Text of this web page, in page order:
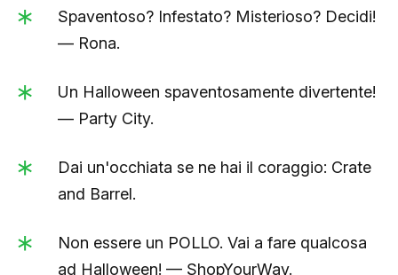
Spaventoso? Infestato? Misterioso? Decidi!
— Rona.
Un Halloween spaventosamente divertente!
— Party City.
Dai un'occhiata se ne hai il coraggio: Crate
and Barrel.
Non essere un POLLO. Vai a fare qualcosa
ad Halloween! — ShopYourWay.